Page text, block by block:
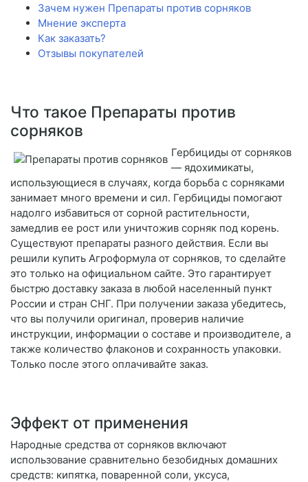
Зачем нужен Препараты против сорняков
Мнение эксперта
Как заказать?
Отзывы покупателей
Что такое Препараты против
сорняков
Гербициды от сорняков
— ядохимикаты,
использующиеся в случаях, когда борьба с сорняками
занимает много времени и сил. Гербициды помогают
надолго избавиться от сорной растительности,
замедлив ее рост или уничтожив сорняк под корень.
Существуют препараты разного действия. Если вы
решили купить Агроформула от сорняков, то сделайте
это только на официальном сайте. Это гарантирует
быстрю доставку заказа в любой населенный пункт
России и стран СНГ. При получении заказа убедитесь,
что вы получили оригинал, проверив наличие
инструкции, информации о составе и производителе, а
также количество флаконов и сохранность упаковки.
Только после этого оплачивайте заказ.
Эффект от применения
Народные средства от сорняков включают
использование сравнительно безобидных домашних
средств: кипятка, поваренной соли, уксуса,